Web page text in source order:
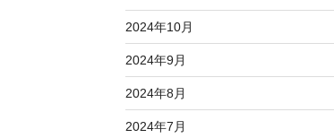
2024年10月
2024年9月
2024年8月
2024年7月